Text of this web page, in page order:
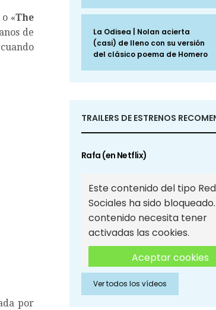
o «The
de
cuando
por
La Odisea | Nolan acierta
(casi) de lleno con su versión
del clásico poema de Homero
TRAILERS DE ESTRENOS
Rafa (en Netflix)
Este contenido del tipo
Sociales ha sido
contenido necesita tener
activadas las cookies.
Aceptar cookies
Aceptar cookies de
Sociales
Ver todos los vídeos